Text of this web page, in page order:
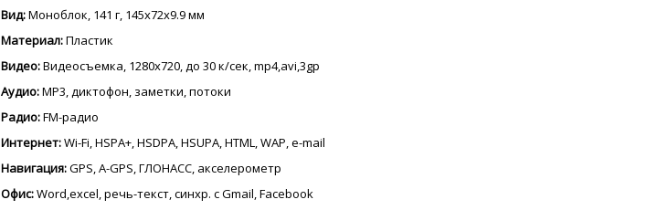
Вид:Моноблок, 141 г, 145x72x9.9 мм
Материал:Пластик
Видео:Видеосъемка, 1280x720, до 30 к/сек, mp4,avi,3gp
Аудио:MP3, диктофон, заметки, потоки
Радио:FM-радио
Интернет:Wi-Fi, HSPA+, HSDPA, HSUPA, HTML, WAP, e-mail
Навигация:GPS, A-GPS, ГЛОНАСС, акселерометр
Офис:Word,excel, речь-текст, синхр. с Gmail, Facebook